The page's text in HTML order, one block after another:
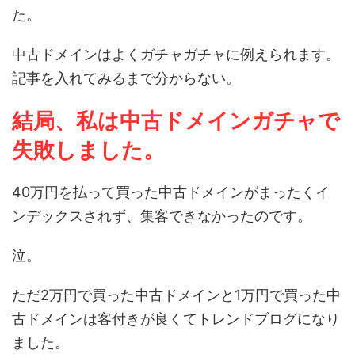
た。
中古ドメインはよくガチャガチャに例えられます。
記事を入れてみるまで分からない。
結局、私は中古ドメインガチャで
失敗しました。
40万円を払って買った中古ドメインがまったくイ
ンデックスされず、集客できなかったのです。
泣。
ただ2万円で買った中古ドメインと1万円で買った中
古ドメインは客付きが良くてトレンドブログになり
ました。